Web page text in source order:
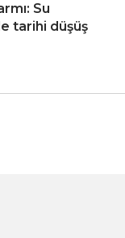
Su
tarihi düşüş